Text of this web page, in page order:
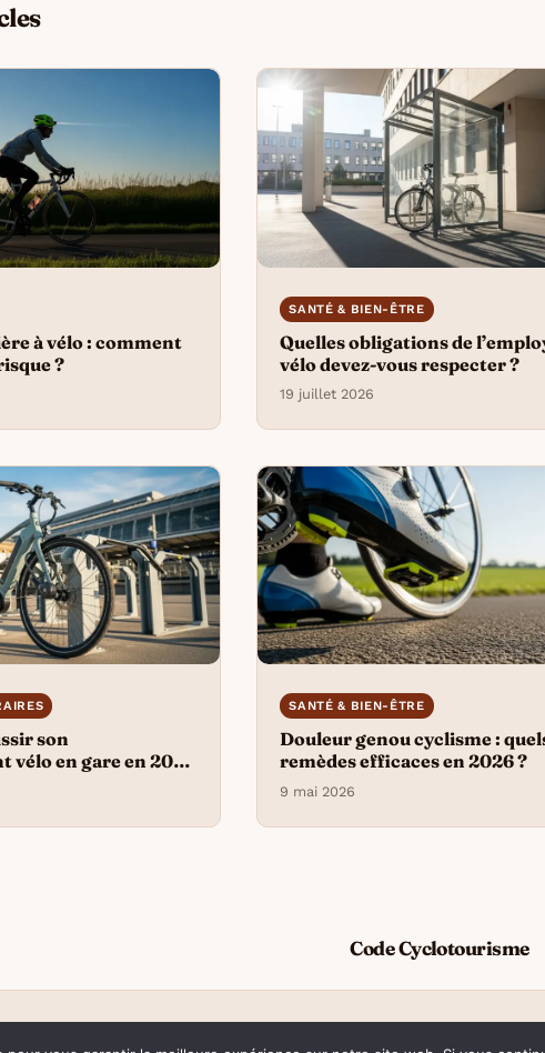
à vélo : comment
?
SANTÉ & BIEN-ÊTRE
Quelles obligations de
vélo devez-vous respecter ?
19 juillet 2026
son
vélo en gare en 2026
SANTÉ & BIEN-ÊTRE
Douleur genou cyclisme :
remèdes efficaces en 2026 ?
9 mai 2026
Code Cyclotourisme